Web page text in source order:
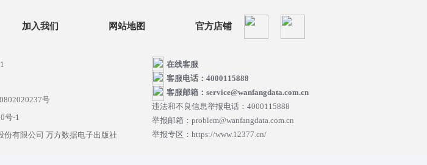
加入我们 网站地图 官方店铺
号
号-1
份有限公司 万方数据电子出版社
在线客服
客服电话：4000115888
客服邮箱：service@wanfangdata.com.cn
违法和不良信息举报电话：4000115888
举报邮箱：problem@wanfangdata.com.cn
举报专区：https://www.12377.cn/